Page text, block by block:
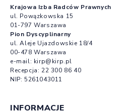
Krajowa Izba Radców Prawnych
ul. Powązkowska 15
01-797 Warszawa
Pion Dyscyplinarny
ul. Aleje Ujazdowskie 18/4
00-478 Warszawa
e-mail: kirp@kirp.pl
Recepcja: 22 300 86 40
NIP: 5261043011
INFORMACJE